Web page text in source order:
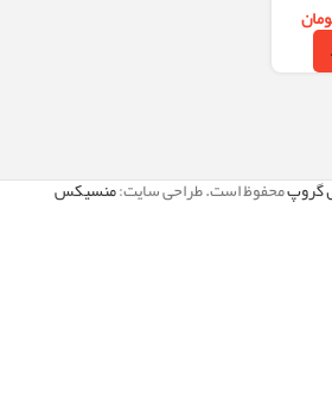
گروپمحفوظ است. طراحی سایت:منسیکس